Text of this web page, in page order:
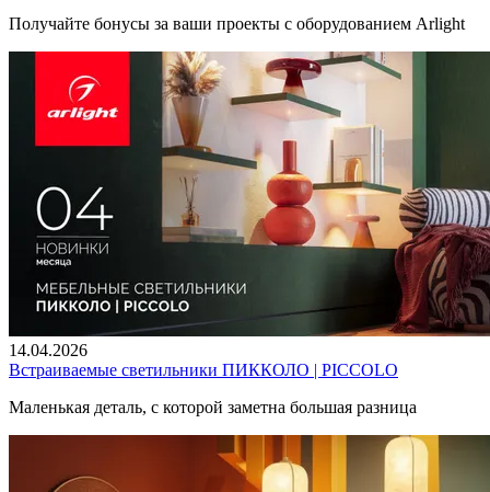
Получайте бонусы за ваши проекты с оборудованием Arlight
14.04.2026
Встраиваемые светильники ПИККОЛО | PICCOLO
Маленькая деталь, с которой заметна большая разница